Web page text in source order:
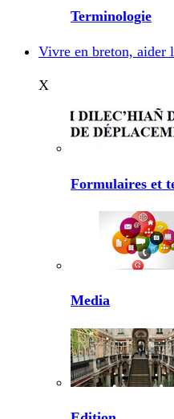
Terminologie
Vivre en breton, aider
X
Formulaires et
Media